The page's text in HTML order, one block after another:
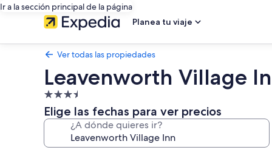
Ir a la sección principal de la página
Planea tu viaje
Ver todas las propiedades
Leavenworth Village
Propiedad
de
3.5
estrellas
Elige las fechas para ver precios
¿A dónde quieres ir?